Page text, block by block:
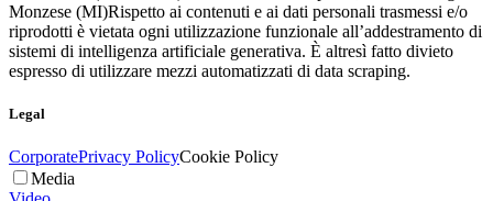
Monzese (MI)Rispetto ai contenuti e ai dati personali trasmessi e/o
riprodotti è vietata ogni utilizzazione funzionale all’addestramento di
sistemi di intelligenza artificiale generativa. È altresì fatto divieto
espresso di utilizzare mezzi automatizzati di data scraping.
Legal
CorporatePrivacy PolicyCookie Policy
Media